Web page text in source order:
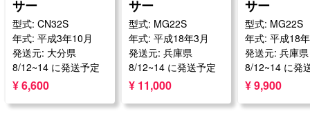
サー
型式: CN32S
年式: 平成3年10月
発送元: 大分県
8/12~14 に発送予定
¥ 6,600
サー
型式: MG22S
年式: 平成18年3月
発送元: 兵庫県
8/12~14 に発送予定
¥ 11,000
サー
型式: MG22S
年式: 平成18
発送元: 兵庫県
8/12~14 に発
¥ 9,900